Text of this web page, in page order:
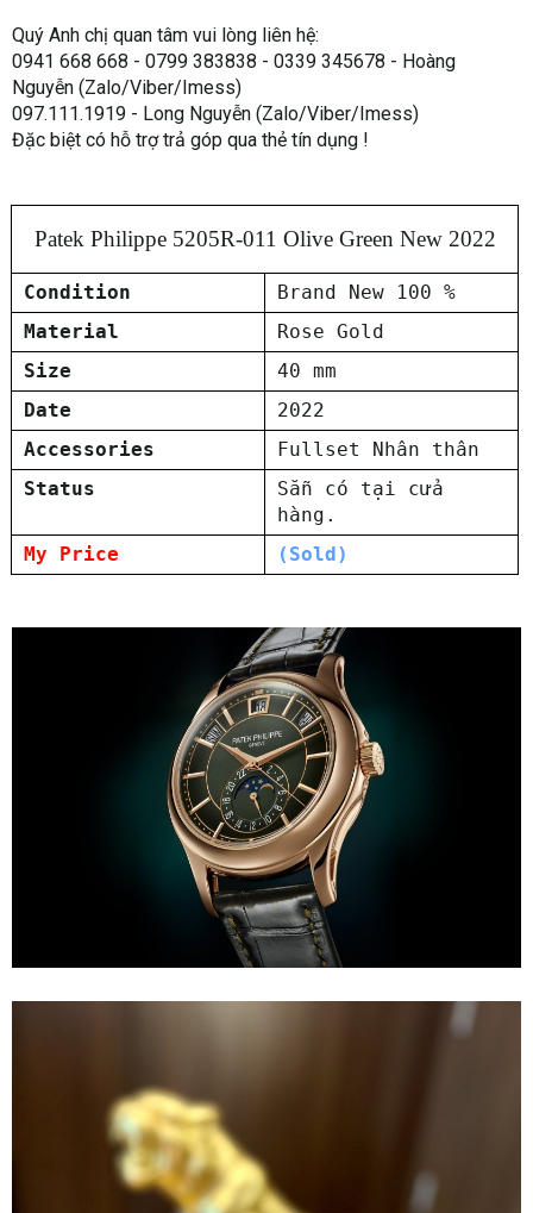
Quý Anh chị quan tâm vui lòng liên hệ:
0941 668 668 - 0799 383838 - 0339 345678 - Hoàng
Nguyễn (Zalo/Viber/Imess)
097.111.1919 - Long Nguyễn (Zalo/Viber/Imess)
Đặc biệt có hỗ trợ trả góp qua thẻ tín dụng !
Patek Philippe 5205R-011 Olive Green New 2022
Condition
Brand New 100 %
Material
Rose Gold
Size
40 mm
Date
2022
Accessories
Fullset Nhân thân
Status
Sẵn có tại cửa
hàng.
My Price
(Sold)